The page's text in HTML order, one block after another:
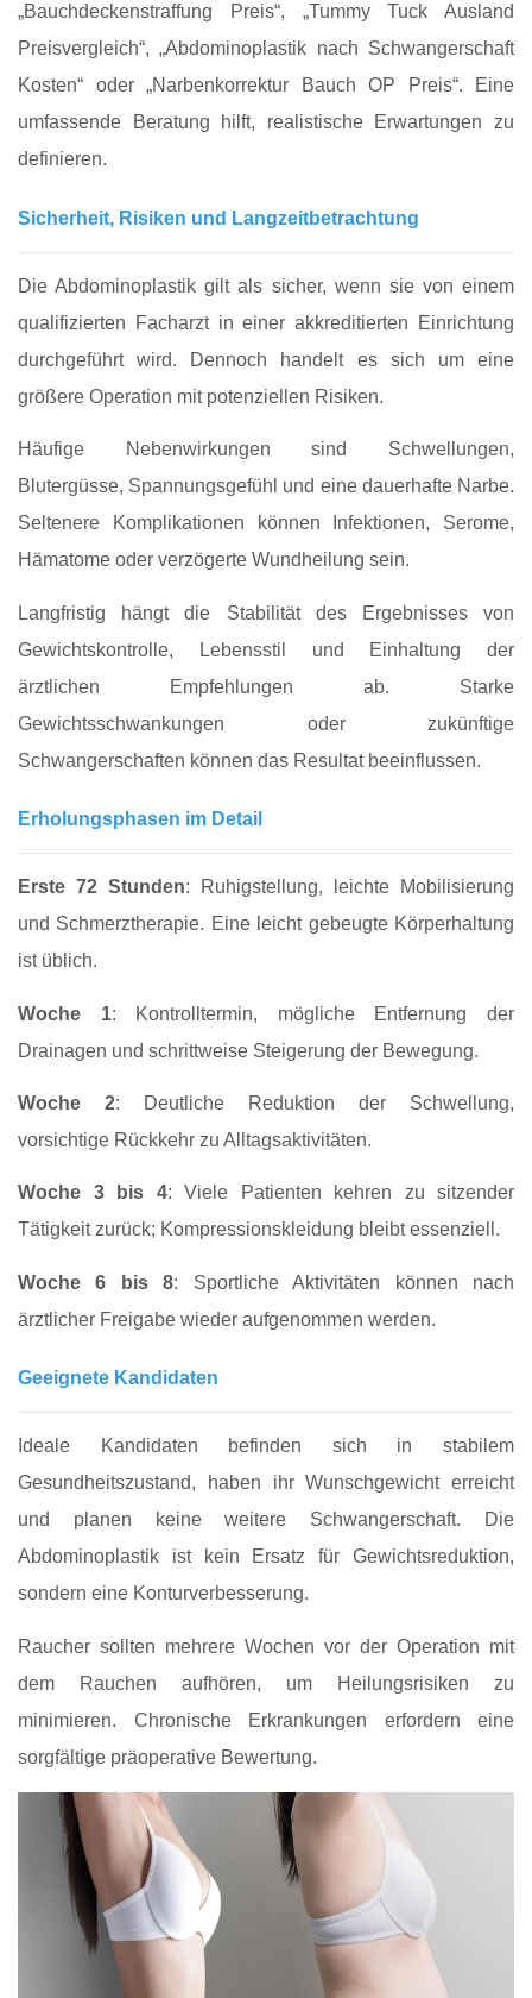
„Bauchdeckenstraffung Preis“, „Tummy Tuck Ausland
Preisvergleich“, „Abdominoplastik nach Schwangerschaft
Kosten“ oder „Narbenkorrektur Bauch OP Preis“. Eine
umfassende Beratung hilft, realistische Erwartungen zu
definieren.
Sicherheit, Risiken und Langzeitbetrachtung
Die Abdominoplastik gilt als sicher, wenn sie von einem
qualifizierten Facharzt in einer akkreditierten Einrichtung
durchgeführt wird. Dennoch handelt es sich um eine
größere Operation mit potenziellen Risiken.
Häufige Nebenwirkungen sind Schwellungen,
Blutergüsse, Spannungsgefühl und eine dauerhafte Narbe.
Seltenere Komplikationen können Infektionen, Serome,
Hämatome oder verzögerte Wundheilung sein.
Langfristig hängt die Stabilität des Ergebnisses von
Gewichtskontrolle, Lebensstil und Einhaltung der
ärztlichen Empfehlungen ab. Starke
Gewichtsschwankungen oder zukünftige
Schwangerschaften können das Resultat beeinflussen.
Erholungsphasen im Detail
Erste 72 Stunden: Ruhigstellung, leichte Mobilisierung
und Schmerztherapie. Eine leicht gebeugte Körperhaltung
ist üblich.
Woche 1: Kontrolltermin, mögliche Entfernung der
Drainagen und schrittweise Steigerung der Bewegung.
Woche 2: Deutliche Reduktion der Schwellung,
vorsichtige Rückkehr zu Alltagsaktivitäten.
Woche 3 bis 4: Viele Patienten kehren zu sitzender
Tätigkeit zurück; Kompressionskleidung bleibt essenziell.
Woche 6 bis 8: Sportliche Aktivitäten können nach
ärztlicher Freigabe wieder aufgenommen werden.
Geeignete Kandidaten
Ideale Kandidaten befinden sich in stabilem
Gesundheitszustand, haben ihr Wunschgewicht erreicht
und planen keine weitere Schwangerschaft. Die
Abdominoplastik ist kein Ersatz für Gewichtsreduktion,
sondern eine Konturverbesserung.
Raucher sollten mehrere Wochen vor der Operation mit
dem Rauchen aufhören, um Heilungsrisiken zu
minimieren. Chronische Erkrankungen erfordern eine
sorgfältige präoperative Bewertung.